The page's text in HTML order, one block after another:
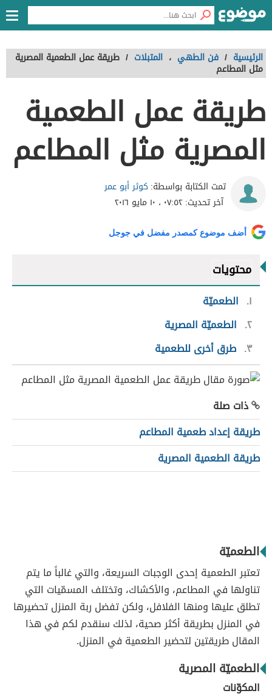
الرئيسية / فن الطهي ، المتبلات / طريقة عمل الطعمية المصرية
مثل المطاعم
طريقة عمل الطعمية
المصرية مثل المطاعم
تمت الكتابة بواسطة: كوثر أبو عمر
آخر تحديث:٠٧:٥٢ ، ١٠ مايو ٢٠١٦
أضف موضوع كمصدر مفضل في جوجل
محتويات
١
الطعميّة
٢ الطعميّة المصرية
٣ طرق أخرى للطعمية
ذات صلة
طريقة إعداد طعمية المطاعم
طريقة الطعمية المصرية
الطعميّة
تعتبر الطعمية إحدى الوجبات السريعة، والتي غالباً ما يتم
تناولها في المطاعم، والأكشاك، وتختلف المسمّيات التي
تطلق عليها ومنها الفلافل، ولكن تفضل ربة المنزل تحضيرها
في المنزل بطريقة أكثر صحية، لذلك سنقدم لكم في هذا
المقال طريقتين لتحضير الطعمية في المنزل.
الطعميّة المصرية
المكوّنات